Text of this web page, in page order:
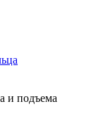
и подъема